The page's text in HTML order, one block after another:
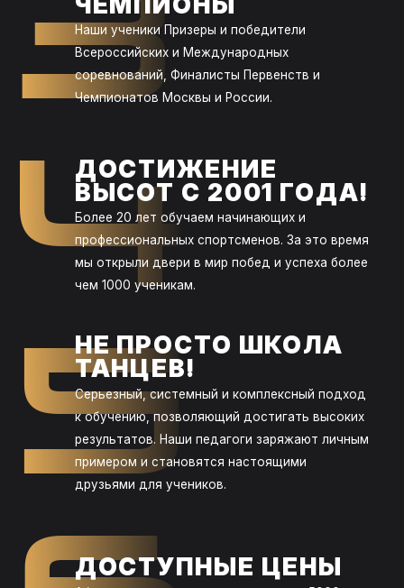
Наши ученики Призеры и победители
Всероссийских и Международных
соревнований, Финалисты Первенств и
Чемпионатов Москвы и России.
4
ДОСТИЖЕНИЕ
ВЫСОТ С 2001 ГОДА!
Более 20 лет обучаем начинающих и
профессиональных спортсменов. За это время
мы открыли двери в мир побед и успеха более
чем 1000 ученикам.
5
НЕ ПРОСТО ШКОЛА
ТАНЦЕВ!
Серьезный, системный и комплексный подход
к обучению, позволяющий достигать высоких
результатов. Наши педагоги заряжают личным
примером и становятся настоящими
друзьями для учеников.
ДОСТУПНЫЕ ЦЕНЫ